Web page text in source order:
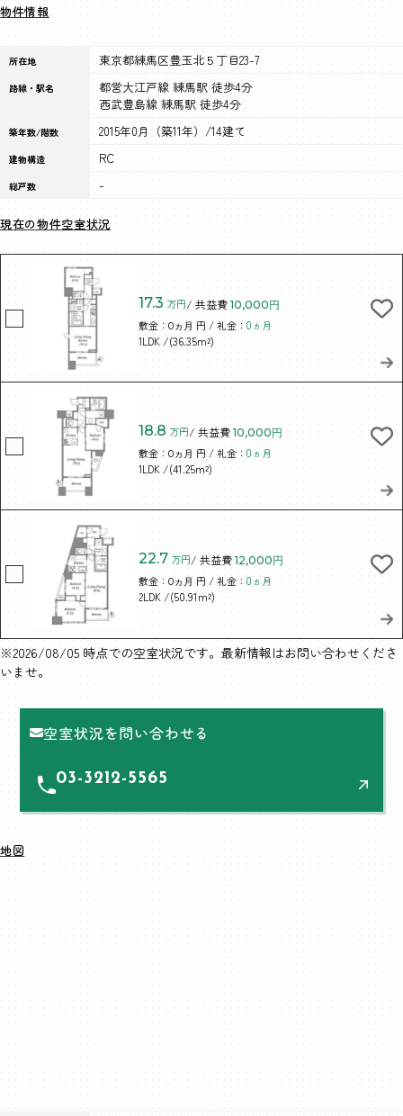
物件情報
所在地 東京都練馬区豊玉北５丁目23-7
路線・駅名
都営大江戸線 練馬駅 徒歩4分
西武豊島線 練馬駅 徒歩4分
築年数/階数 2015年0月（築11年）/14建て
建物構造 RC
総戸数 -
現在の物件空室状況
17.3 万円/ 共益費 10,000円
敷金：0ヵ月 円 / 礼金：0ヵ月
1LDK /(36.35m²)
18.8 万円/ 共益費 10,000円
敷金：0ヵ月 円 / 礼金：0ヵ月
1LDK /(41.25m²)
22.7 万円/ 共益費 12,000円
敷金：0ヵ月 円 / 礼金：0ヵ月
2LDK /(50.91m²)
※2026/08/05 時点での空室状況です。最新情報はお問い合わせくださ
いませ。
空室状況を問い合わせる
03-3212-5565
地図